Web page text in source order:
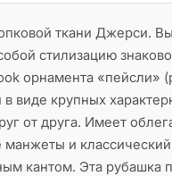
ткани Джерси.
стилизацию
орнамента «пейсли»
виде крупных
от друга. Имеет
и
кантом. Эта рубашка